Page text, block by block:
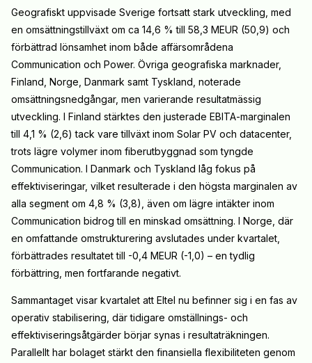
Geografiskt uppvisade Sverige fortsatt stark utveckling, med
en omsättningstillväxt om ca 14,6 % till 58,3 MEUR (50,9) och
förbättrad lönsamhet inom både affärsområdena
Communication och Power. Övriga geografiska marknader,
Finland, Norge, Danmark samt Tyskland, noterade
omsättningsnedgångar, men varierande resultatmässig
utveckling. I Finland stärktes den justerade EBITA-marginalen
till 4,1 % (2,6) tack vare tillväxt inom Solar PV och datacenter,
trots lägre volymer inom fiberutbyggnad som tyngde
Communication. I Danmark och Tyskland låg fokus på
effektiviseringar, vilket resulterade i den högsta marginalen av
alla segment om 4,8 % (3,8), även om lägre intäkter inom
Communication bidrog till en minskad omsättning. I Norge, där
en omfattande omstrukturering avslutades under kvartalet,
förbättrades resultatet till -0,4 MEUR (-1,0) – en tydlig
förbättring, men fortfarande negativt.
Sammantaget visar kvartalet att Eltel nu befinner sig i en fas av
operativ stabilisering, där tidigare omställnings- och
effektiviseringsåtgärder börjar synas i resultaträkningen.
Parallellt har bolaget stärkt den finansiella flexibiliteten genom